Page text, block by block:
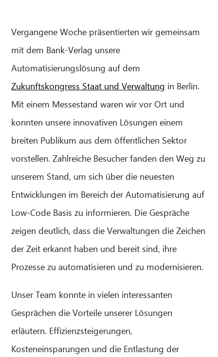
Vergangene Woche präsentierten wir gemeinsam
mit dem Bank-Verlag unsere
Automatisierungslösung auf dem
Zukunftskongress Staat und Verwaltung in Berlin.
Mit einem Messestand waren wir vor Ort und
konnten unsere innovativen Lösungen einem
breiten Publikum aus dem öffentlichen Sektor
vorstellen. Zahlreiche Besucher fanden den Weg zu
unserem Stand, um sich über die neuesten
Entwicklungen im Bereich der Automatisierung auf
Low-Code Basis zu informieren. Die Gespräche
zeigen deutlich, dass die Verwaltungen die Zeichen
der Zeit erkannt haben und bereit sind, ihre
Prozesse zu automatisieren und zu modernisieren.
Unser Team konnte in vielen interessanten
Gesprächen die Vorteile unserer Lösungen
erläutern. Effizienzsteigerungen,
Kosteneinsparungen und die Entlastung der